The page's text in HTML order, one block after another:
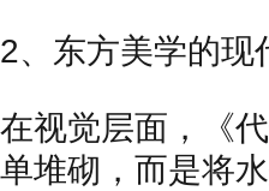
2、东方美学的现
在视觉层面，《
单堆砌，而是将